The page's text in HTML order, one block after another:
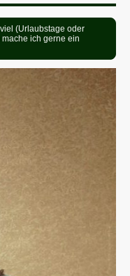
(Urlaubstage oder
ich gerne ein